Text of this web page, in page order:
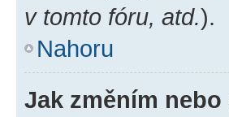
v tomto fóru, atd.).
Nahoru
Jak změním